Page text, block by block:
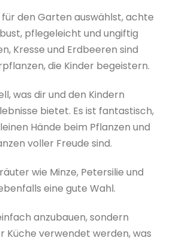
den Garten auswählst, achte
pflegeleicht und ungiftig
Kresse und Erdbeeren sind
die Kinder begeistern.
was dir und den Kindern
bietet. Es ist fantastisch,
Hände beim Pflanzen und
voller Freude sind.
wie Minze, Petersilie und
eine gute Wahl.
anzubauen, sondern
Küche verwendet werden, was